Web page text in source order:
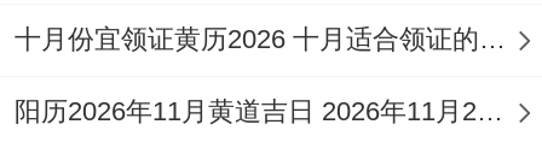
您在这一年的重要活动中所有顺利,心想事十月份宜领证黄历2026 十月适合领证的好日子2026年
阳历2026年11月黄道吉日 2026年11月26日阳历黄道吉日